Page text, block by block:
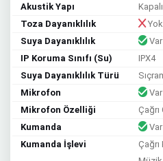
Akustik Yapı
Kapalı
Toza Dayanıklılık
Yok
Suya Dayanıklılık
Var
IP Koruma Sınıfı (Su)
IPX4
Suya Dayanıklılık Türü
Mikrofon
Var
Mikrofon Özelliği
Çağrı
Kumanda
Var
Kumanda İşlevi
Çağrı